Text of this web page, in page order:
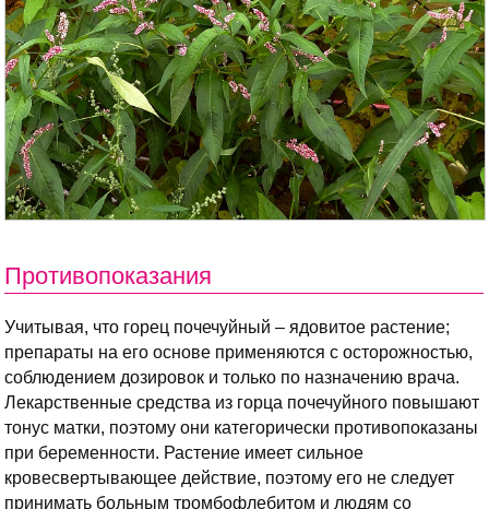
Противопоказания
Учитывая, что горец почечуйный – ядовитое растение;
препараты на его основе применяются с осторожностью,
соблюдением дозировок и только по назначению врача.
Лекарственные средства из горца почечуйного повышают
тонус матки, поэтому они категорически противопоказаны
при беременности. Растение имеет сильное
кровесвертывающее действие, поэтому его не следует
принимать больным тромбофлебитом и людям со